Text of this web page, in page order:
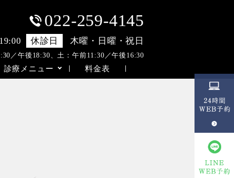
022-259-4145
休診日 木曜・日曜・祝日
／午後18:30、土：午前11:30／午後16:30
診療メニュー 料金表